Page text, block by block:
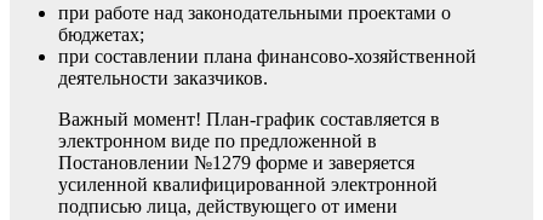
при работе над законодательными проектами о
бюджетах;
при составлении плана финансово-хозяйственной
деятельности заказчиков.
Важный момент! План-график составляется в
электронном виде по предложенной в
Постановлении №1279 форме и заверяется
усиленной квалифицированной электронной
подписью лица, действующего от имени